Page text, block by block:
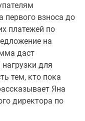
первого взноса до
платежей по
на
даст
для
тем, кто пока
Яна
директора по